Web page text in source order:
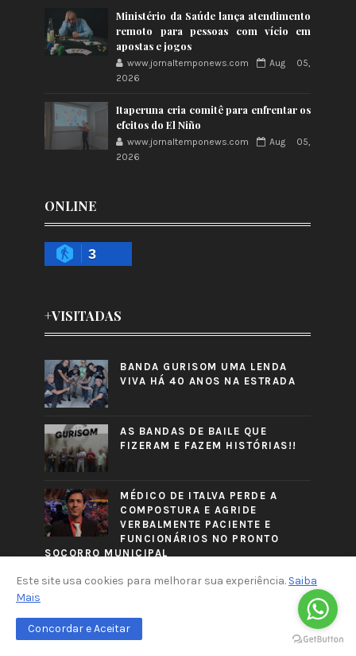
Ministério da Saúde lança atendimento
remoto para pessoas com vício em
apostas e jogos
www.jornaltemponews.com
Aug 05,
2026
Itaperuna cria comitê para enfrentar os
efeitos do El Niño
www.jornaltemponews.com
Aug 05,
2026
ONLINE
3
+VISITADAS
BANDA GURISOM UMA LENDA
VIVA HÁ 40 ANOS NA ESTRADA
AS BANDAS DE BAILE QUE
FIZERAM E FAZEM HISTÓRIAS!!
MÉDICO DE ITALVA PERDE A
COMPOSTURA E AGRIDE
VERBALMENTE PACIENTE E
FUNCIONÁRIOS NO PRONTO
SOCORRO MUNICIPAL
CRAFTED WITH
Este site usa cookies para melhorar sua experiência. Saiba
Mais
Concordar e Aceitar